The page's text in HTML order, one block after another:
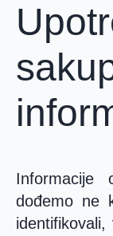
Informacije
dođemo ne